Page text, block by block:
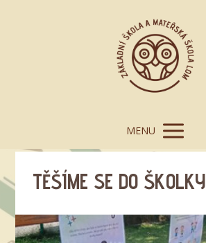
MENU
TĚŠÍME SE DO ŠKOLKY